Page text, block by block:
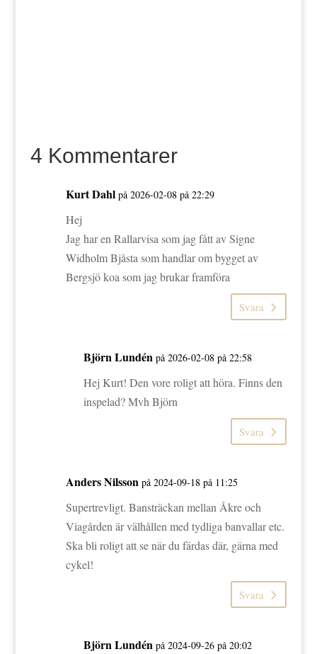
4 Kommentarer
Kurt Dahl på 2026-02-08 på 22:29
Hej
Jag har en Rallarvisa som jag fått av Signe
Widholm Bjåsta som handlar om bygget av
Bergsjö koa som jag brukar framföra
Svara
Björn Lundén på 2026-02-08 på 22:58
Hej Kurt! Den vore roligt att höra. Finns den
inspelad? Mvh Björn
Svara
Anders Nilsson på 2024-09-18 på 11:25
Supertrevligt. Bansträckan mellan Åkre och
Viagården är välhållen med tydliga banvallar etc.
Ska bli roligt att se när du färdas där, gärna med
cykel!
Svara
Björn Lundén på 2024-09-26 på 20:02